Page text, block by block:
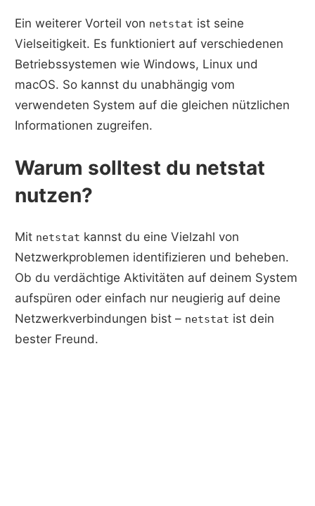
Ein weiterer Vorteil von netstat ist seine
Vielseitigkeit. Es funktioniert auf verschiedenen
Betriebssystemen wie Windows, Linux und
macOS. So kannst du unabhängig vom
verwendeten System auf die gleichen nützlichen
Informationen zugreifen.
Warum solltest du netstat
nutzen?
Mit netstat kannst du eine Vielzahl von
Netzwerkproblemen identifizieren und beheben.
Ob du verdächtige Aktivitäten auf deinem System
aufspüren oder einfach nur neugierig auf deine
Netzwerkverbindungen bist – netstat ist dein
bester Freund.